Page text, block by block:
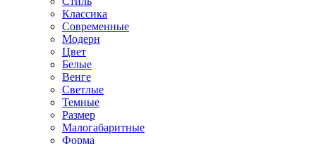
Классика
Современные
Модерн
Цвет
Белые
Венге
Светлые
Темные
Размер
Малогабаритные
Форма